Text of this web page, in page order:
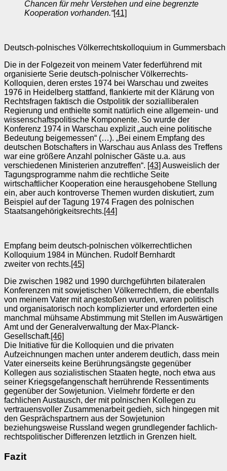
Chancen für mehr Verstehen und eine begrenzte
Kooperation vorhanden.“[41]
Deutsch-polnisches Völkerrechtskolloquium in
Die in der Folgezeit von meinem Vater federführend mit
organisierte Serie deutsch-polnischer Völkerrechts-
Kolloquien, deren erstes 1974 bei Warschau und zweites
1976 in Heidelberg stattfand, flankierte mit der Klärung von
Rechtsfragen faktisch die Ostpolitik der sozialliberalen
Regierung und enthielte somit natürlich eine allgemein- und
wissenschaftspolitische Komponente. So wurde der
Konferenz 1974 in Warschau explizit „auch eine politische
Bedeutung beigemessen“ (…). „Bei einem Empfang des
deutschen Botschafters in Warschau aus Anlass des Treffens
war eine größere Anzahl polnischer Gäste u.a. aus
verschiedenen Ministerien anzutreffen“. [43] Ausweislich der
Tagungsprogramme nahm die rechtliche Seite
wirtschaftlicher Kooperation eine herausgehobene Stellung
ein, aber auch kontroverse Themen wurden diskutiert, zum
Beispiel auf der Tagung 1974 Fragen des polnischen
Staatsangehörigkeitsrechts.[44]
Empfang beim deutsch-polnischen völkerrechtlichen
Kolloquium 1984 in München. Rudolf Bernhardt
zweiter von rechts.[45]
Die zwischen 1982 und 1990 durchgeführten bilateralen
Konferenzen mit sowjetischen Völkerrechtlern, die ebenfalls
von meinem Vater mit angestoßen wurden, waren politisch
und organisatorisch noch komplizierter und erforderten eine
manchmal mühsame Abstimmung mit Stellen im Auswärtigen
Amt und der Generalverwaltung der Max-Planck-
Gesellschaft.[46]
Die Initiative für die Kolloquien und die privaten
Aufzeichnungen machen unter anderem deutlich, dass mein
Vater einerseits keine Berührungsängste gegenüber
Kollegen aus sozialistischen Staaten hegte, noch etwa aus
seiner Kriegsgefangenschaft herrührende Ressentiments
gegenüber der Sowjetunion. Vielmehr förderte er den
fachlichen Austausch, der mit polnischen Kollegen zu
vertrauensvoller Zusammenarbeit gedieh, sich hingegen mit
den Gesprächspartnern aus der Sowjetunion
beziehungsweise Russland wegen grundlegender fachlich-
rechtspolitischer Differenzen letztlich in Grenzen hielt.
Fazit